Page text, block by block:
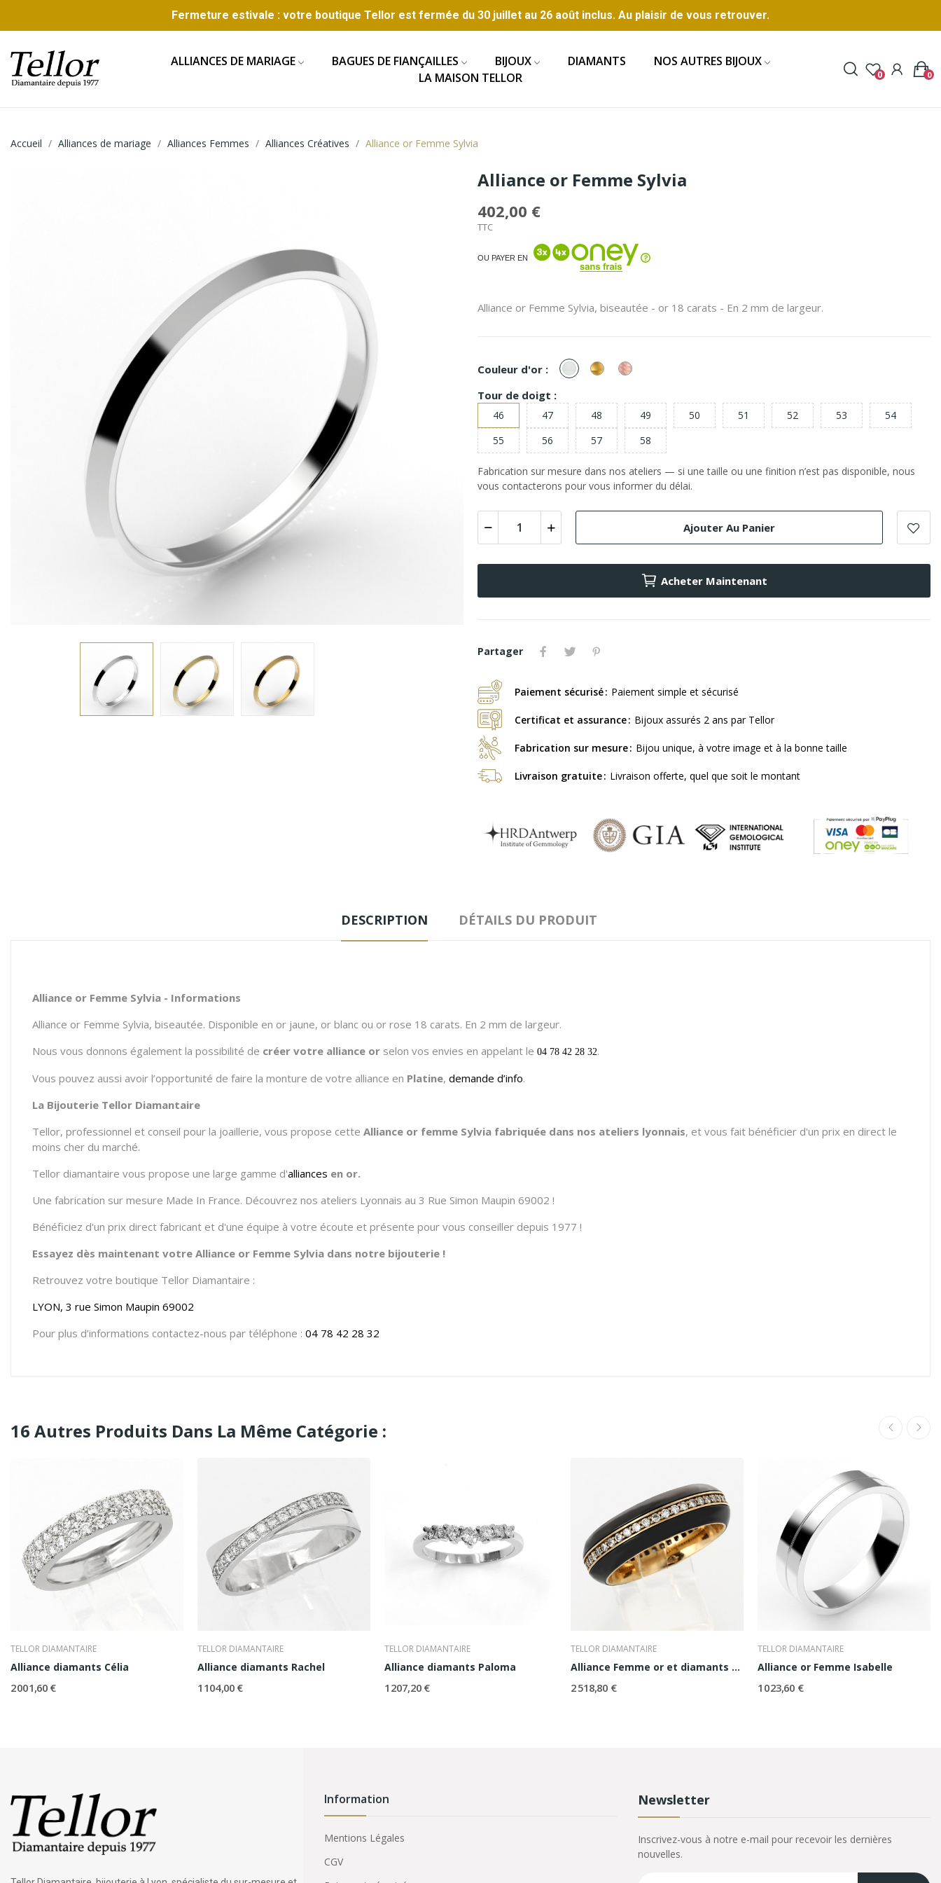
Fermeture estivale : votre boutique Tellor est fermée du 30 juillet au 26 août inclus. Au plaisir de vous retrouver.
ALLIANCES DE MARIAGE BAGUES DE FIANÇAILLES BIJOUX DIAMANTS
NOS AUTRES BIJOUX
LA MAISON TELLOR
0 0
Accueil Alliances de mariage Alliances Femmes Alliances Créatives Alliance or Femme Sylvia
Alliance or Femme Sylvia
402,00 €
TTC
OU PAYER EN
Alliance or Femme Sylvia, biseautée - or 18 carats - En 2 mm de largeur.
Couleur d'or : or
Blanc
or
Jaune
or
Rose
Tour de doigt :
46 47 48 49 50 51 52 53
54
55
56 57 58
Fabrication sur mesure dans nos ateliers — si une taille ou une finition n’est pas disponible, nous
vous contacterons pour vous informer du délai.
Ajouter Au Panier
Acheter Maintenant
Partager
Paiement sécurisé Paiement simple et sécurisé
Certificat et assurance Bijoux assurés 2 ans par Tellor
Fabrication sur mesure Bijou unique, à votre image et à la bonne taille
Livraison gratuite Livraison offerte, quel que soit le montant
DESCRIPTION DÉTAILS DU PRODUIT
Alliance or Femme Sylvia - Informations
Alliance or Femme Sylvia, biseautée. Disponible en or jaune, or blanc ou or rose 18 carats. En 2 mm de largeur.
Nous vous donnons également la possibilité de créer votre alliance or selon vos envies en appelant le 04 78 42 28 32.
Vous pouvez aussi avoir l’opportunité de faire la monture de votre alliance en Platine, demande d’info.
La Bijouterie Tellor Diamantaire
Tellor, professionnel et conseil pour la joaillerie, vous propose cette Alliance or femme Sylvia fabriquée dans nos ateliers lyonnais, et vous fait bénéficier d'un prix en direct le
moins cher du marché.
Tellor diamantaire vous propose une large gamme d'alliances en or.
Une fabrication sur mesure Made In France. Découvrez nos ateliers Lyonnais au 3 Rue Simon Maupin 69002 !
Bénéficiez d'un prix direct fabricant et d'une équipe à votre écoute et présente pour vous conseiller depuis 1977 !
Essayez dès maintenant votre Alliance or Femme Sylvia dans notre bijouterie !
Retrouvez votre boutique Tellor Diamantaire :
LYON, 3 rue Simon Maupin 69002
Pour plus d’informations contactez-nous par téléphone : 04 78 42 28 32
16 Autres Produits Dans La Même Catégorie :
TELLOR DIAMANTAIRE
Alliance diamants Célia
2 001,60 €
TELLOR DIAMANTAIRE
Alliance diamants Rachel
1 104,00 €
TELLOR DIAMANTAIRE
Alliance diamants Paloma
1 207,20 €
TELLOR DIAMANTAIRE
Alliance Femme or et diamants Alicia
2 518,80 €
TELLOR DIAMANTAIRE
Alliance or Femme Isabelle
1 023,60 €
Information
Mentions Légales
CGV
Newsletter
Inscrivez-vous à notre e-mail pour recevoir les dernières
nouvelles.